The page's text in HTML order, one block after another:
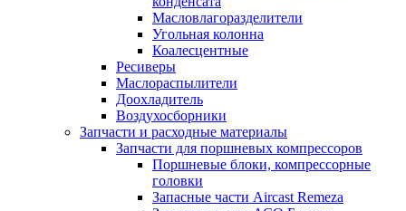
Масловлагоразделители
Угольная колонна
Коалесцентные
Ресиверы
Маслораспылители
Доохладитель
Воздухосборники
Запчасти и расходные материалы
Запчасти для поршневых компрессоров
Поршневые блоки, компрессорные
головки
Запасные части Aircast Remeza